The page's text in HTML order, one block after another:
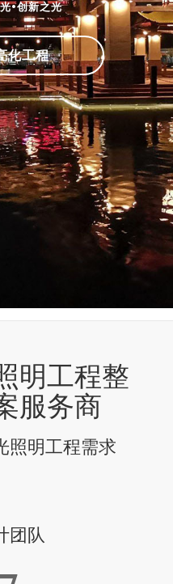
•创新之光
化工程
明工程整
服务商
照明工程需求
团队